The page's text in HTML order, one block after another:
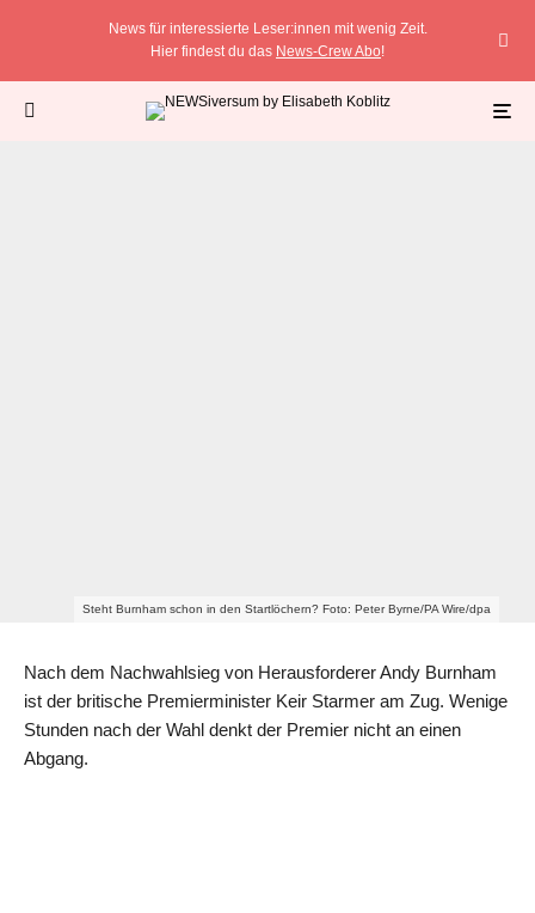
News für interessierte Leser:innen mit wenig Zeit.
Hier findest du das News-Crew Abo!
Steht Burnham schon in den Startlöchern? Foto: Peter Byrne/PA Wire/dpa
Nach dem Nachwahlsieg von Herausforderer Andy Burnham
ist der britische Premierminister Keir Starmer am Zug. Wenige
Stunden nach der Wahl denkt der Premier nicht an einen
Abgang.